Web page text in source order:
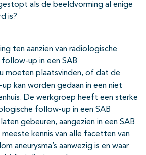
als de beeldvorming al enige
is?
ten aanzien van radiologische
up in een SAB
moeten plaatsvinden, of dat de
kan worden gedaan in een niet
De werkgroep heeft een sterke
follow-up in een SAB
gebeuren, aangezien in een SAB
kennis van alle facetten van
aneurysma’s aanwezig is en waar